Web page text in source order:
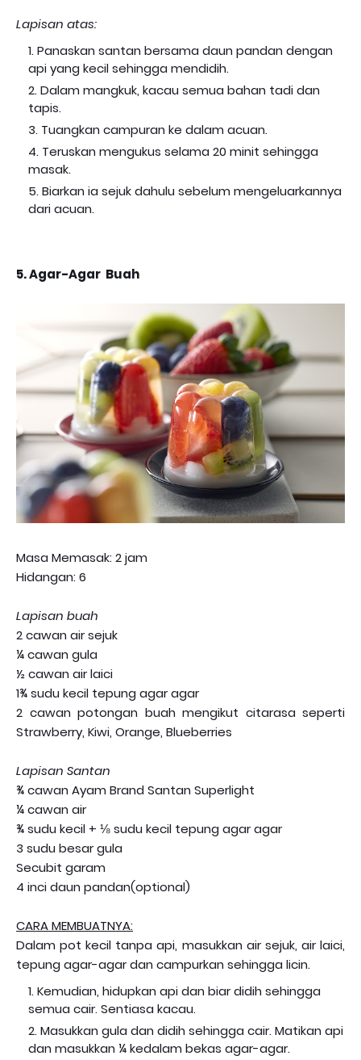
Lapisan atas:
Panaskan santan bersama daun pandan dengan
api yang kecil sehingga mendidih.
Dalam mangkuk, kacau semua bahan tadi dan
tapis.
Tuangkan campuran ke dalam acuan.
Teruskan mengukus selama 20 minit sehingga
masak.
Biarkan ia sejuk dahulu sebelum mengeluarkannya
dari acuan.
5. Agar-Agar Buah
Masa Memasak: 2 jam
Hidangan: 6
Lapisan buah
2 cawan air sejuk
¼ cawan gula
½ cawan air laici
1¾ sudu kecil tepung agar agar
2 cawan potongan buah mengikut citarasa seperti
Strawberry, Kiwi, Orange, Blueberries
Lapisan Santan
¾ cawan Ayam Brand Santan Superlight
¼ cawan air
¾ sudu kecil + ⅛ sudu kecil tepung agar agar
3 sudu besar gula
Secubit garam
4 inci daun pandan(optional)
CARA MEMBUATNYA:
Dalam pot kecil tanpa api, masukkan air sejuk, air laici,
tepung agar-agar dan campurkan sehingga licin.
Kemudian, hidupkan api dan biar didih sehingga
semua cair. Sentiasa kacau.
Masukkan gula dan didih sehingga cair. Matikan api
dan masukkan ¼ kedalam bekas agar-agar.